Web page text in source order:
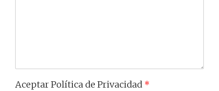
Aceptar Política de Privacidad *